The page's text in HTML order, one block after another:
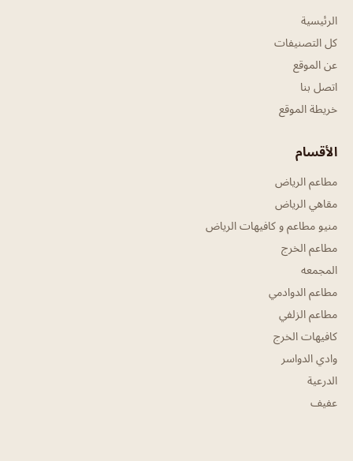
الرئيسية
كل التصنيفات
عن الموقع
اتصل بنا
خريطة الموقع
الأقسام
مطاعم الرياض
مقاهي الرياض
منيو مطاعم و كافيهات الرياض
مطاعم الخرج
المجمعه
مطاعم الدوادمي
مطاعم الزلفي
كافيهات الخرج
وادي الدواسر
الدرعية
عفيف